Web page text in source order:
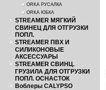
ORKA РУСАЛКА
ORKA ЮБКА
STREAMER МЯГКИЙ
СВИНЕЦ ДЛЯ ОТГРУЗКИ
ПОПЛ.
STREAMER ПВХ И
СИЛИКОНОВЫЕ
АКСЕССУАРЫ
STREAMER СВИНЦ.
ГРУЗИЛА ДЛЯ ОТГРУЗКИ
ПОПЛ. ОСНАСТОК
Воблеры CALYPSO